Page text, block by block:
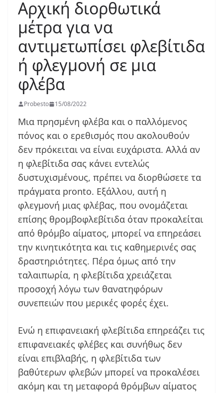
Αρχική διορθωτικά
μέτρα για να
αντιμετωπίσει φλεβίτιδα
ή φλεγμονή σε μια
φλέβα
Probesto 15/08/2022
Μια πρησμένη φλέβα και ο παλλόμενος
πόνος και ο ερεθισμός που ακολουθούν
δεν πρόκειται να είναι ευχάριστα. Αλλά αν
η φλεβίτιδα σας κάνει εντελώς
δυστυχισμένους, πρέπει να διορθώσετε τα
πράγματα pronto. Εξάλλου, αυτή η
φλεγμονή μιας φλέβας, που ονομάζεται
επίσης θρομβοφλεβίτιδα όταν προκαλείται
από θρόμβο αίματος, μπορεί να επηρεάσει
την κινητικότητα και τις καθημερινές σας
δραστηριότητες. Πέρα όμως από την
ταλαιπωρία, η φλεβίτιδα χρειάζεται
προσοχή λόγω των θανατηφόρων
συνεπειών που μερικές φορές έχει.
Ενώ η επιφανειακή φλεβίτιδα επηρεάζει τις
επιφανειακές φλέβες και συνήθως δεν
είναι επιβλαβής, η φλεβίτιδα των
βαθύτερων φλεβών μπορεί να προκαλέσει
ακόμη και τη μεταφορά θρόμβων αίματος